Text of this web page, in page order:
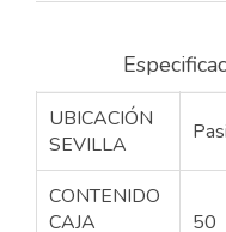
UBICACIÓN
SEVILLA
CONTENIDO
CAJA
50